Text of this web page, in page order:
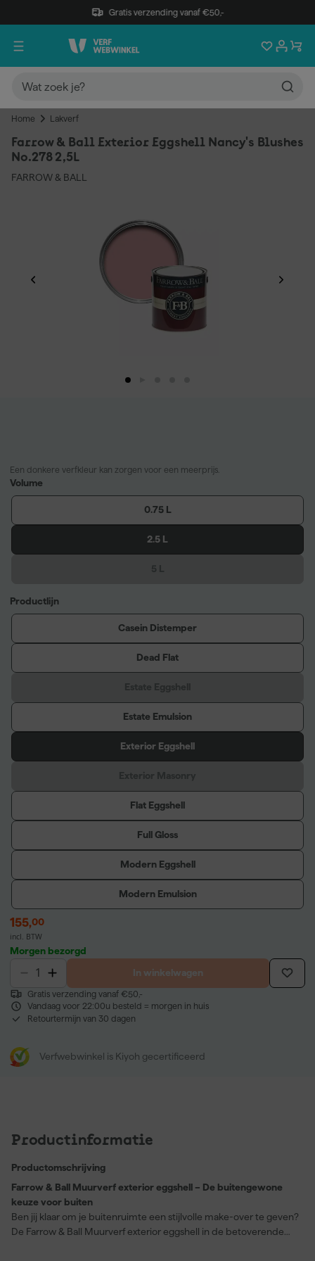
Gratis verzending vanaf €50,-
Home Lakverf
Farrow & Ball Exterior Eggshell Nancy's Blushes
No.278 2,5L
FARROW & BALL
Een donkere verfkleur kan zorgen voor een meerprijs.
Volume
0.75 L
2.5 L
Productlijn
Casein Distemper
Dead Flat
Estate Emulsion
Exterior Eggshell
Flat Eggshell
Full Gloss
Modern Eggshell
Modern Emulsion
155,00
incl. BTW
Morgen bezorgd
In winkelwagen
Gratis verzending vanaf €50,-
Vandaag voor 22:00u besteld = morgen in huis
Retourtermijn van 30 dagen
Verfwebwinkel is Kiyoh gecertificeerd
Productinformatie
Productomschrijving
Farrow & Ball Muurverf exterior eggshell – De buitengewone
keuze voor buiten
Ben jij klaar om je buitenruimte een stijlvolle make-over te geven?
De Farrow & Ball Muurverf exterior eggshell in de betoverende